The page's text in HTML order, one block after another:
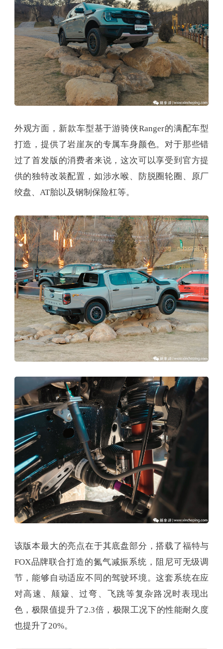
外观方面，新款车型基于游骑侠Ranger的满配车型
打造，提供了岩崖灰的专属车身颜色。对于那些错
过了首发版的消费者来说，这次可以享受到官方提
供的独特改装配置，如涉水喉、防脱圈轮圈、原厂
绞盘、AT胎以及钢制保险杠等。
该版本最大的亮点在于其底盘部分，搭载了福特与
FOX品牌联合打造的氮气减振系统，阻尼可无级调
节，能够自动适应不同的驾驶环境。这套系统在应
对高速、颠簸、过弯、飞跳等复杂路况时表现出
色，极限值提升了2.3倍，极限工况下的性能耐久度
也提升了20%。